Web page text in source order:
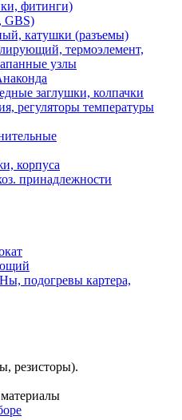
фитинги)
GBS)
катушки (разъемы)
термоэлемент,
узлы
заглушки, колпачки
регуляторы температуры
корпуса
принадлежности
подогревы картера,
резисторы).